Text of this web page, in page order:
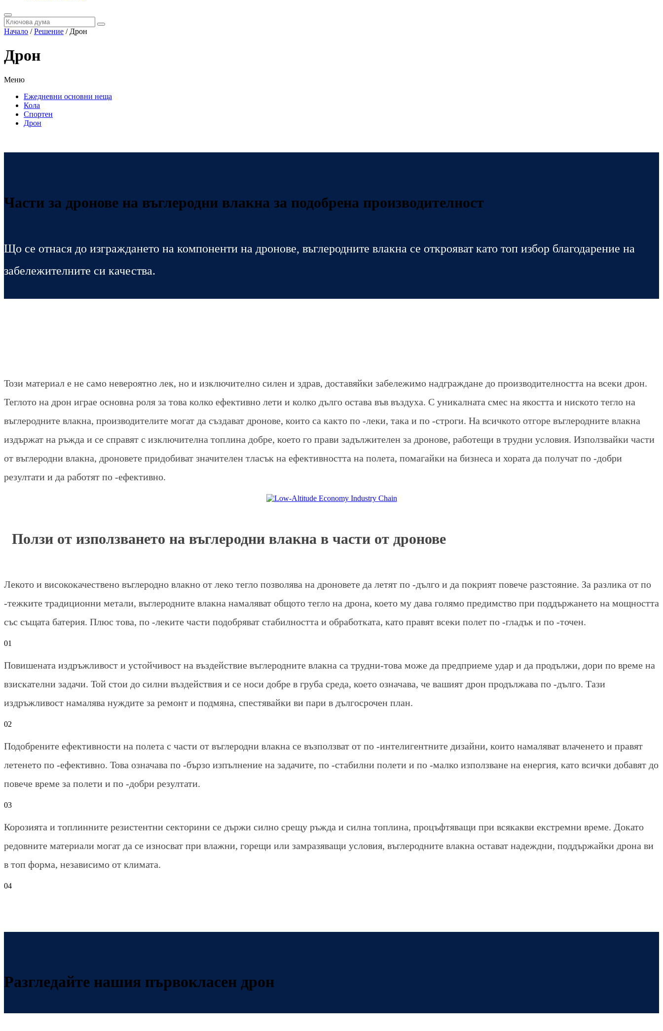
Начало /Решение / Дрон
Дрон
Меню
Ежедневни основни неща
Кола
Спортен
Дрон
Части за дронове на въглеродни влакна за подобрена производителност
Що се отнася до изграждането на компоненти на дронове, въглеродните влакна се открояват като топ избор благодарение на
забележителните си качества.
Този материал е не само невероятно лек, но и изключително силен и здрав, доставяйки забележимо надграждане до производителността на всеки дрон.
Теглото на дрон играе основна роля за това колко ефективно лети и колко дълго остава във въздуха. С уникалната смес на якостта и ниското тегло на
въглеродните влакна, производителите могат да създават дронове, които са както по -леки, така и по -строги. На всичкото отгоре въглеродните влакна
издържат на ръжда и се справят с изключителна топлина добре, което го прави задължителен за дронове, работещи в трудни условия. Използвайки части
от въглеродни влакна, дроновете придобиват значителен тласък на ефективността на полета, помагайки на бизнеса и хората да получат по -добри
резултати и да работят по -ефективно.
Ползи от използването на въглеродни влакна в части от дронове
Лекото и висококачествено въглеродно влакно от леко тегло позволява на дроновете да летят по -дълго и да покрият повече разстояние. За разлика от по
-тежките традиционни метали, въглеродните влакна намаляват общото тегло на дрона, което му дава голямо предимство при поддържането на мощността
със същата батерия. Плюс това, по -леките части подобряват стабилността и обработката, като правят всеки полет по -гладък и по -точен.
01
Повишената издръжливост и устойчивост на въздействие въглеродните влакна са трудни-това може да предприеме удар и да продължи, дори по време на
взискателни задачи. Той стои до силни въздействия и се носи добре в груба среда, което означава, че вашият дрон продължава по -дълго. Тази
издръжливост намалява нуждите за ремонт и подмяна, спестявайки ви пари в дългосрочен план.
02
Подобрените ефективности на полета с части от въглеродни влакна се възползват от по -интелигентните дизайни, които намаляват влаченето и правят
летенето по -ефективно. Това означава по -бързо изпълнение на задачите, по -стабилни полети и по -малко използване на енергия, като всички добавят до
повече време за полети и по -добри резултати.
03
Корозията и топлинните резистентни секторини се държи силно срещу ръжда и силна топлина, процъфтяващи при всякакви екстремни време. Докато
редовните материали могат да се износват при влажни, горещи или замразяващи условия, въглеродните влакна остават надеждни, поддържайки дрона ви
в топ форма, независимо от климата.
04
Разгледайте нашия първокласен дрон